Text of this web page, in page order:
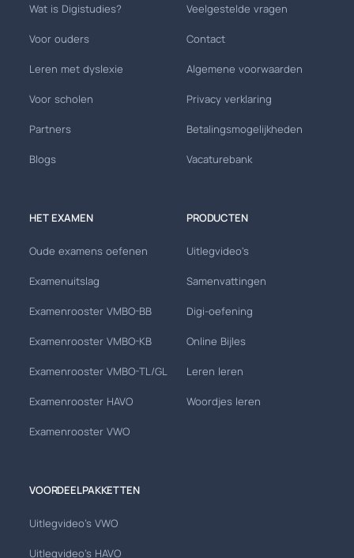
Wat is Digistudies?
Voor ouders
Leren met dyslexie
Voor scholen
Partners
Blogs
Veelgestelde vragen
Contact
Algemene voorwaarden
Privacy verklaring
Betalingsmogelijkheden
Vacaturebank
HET EXAMEN
Oude examens oefenen
Examenuitslag
Examenrooster VMBO-BB
Examenrooster VMBO-KB
Examenrooster VMBO-TL/GL
Examenrooster HAVO
Examenrooster VWO
PRODUCTEN
Uitlegvideo's
Samenvattingen
Digi-oefening
Online Bijles
Leren leren
Woordjes leren
VOORDEELPAKKETTEN
Uitlegvideo's VWO
Uitlegvideo's HAVO